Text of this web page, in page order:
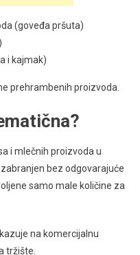
(goveđa pršuta)
i kajmak)
prehrambenih proizvoda.
i mlečnih proizvoda u
bez odgovarajuće
samo male količine za
na komercijalnu
tržište.